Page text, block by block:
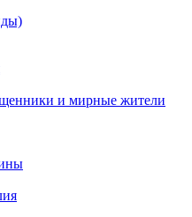
и мирные жители